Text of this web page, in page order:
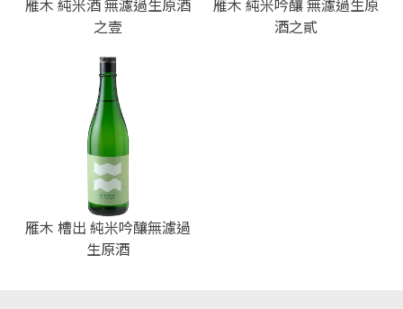
之壹
酒之貳
雁木 槽出 純米吟釀無濾過
生原酒